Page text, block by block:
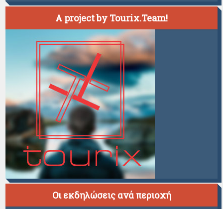
A project by Tourix.Team!
Οι εκδηλώσεις ανά περιοχή